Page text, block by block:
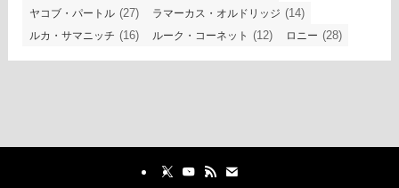
ヤコブ・パートル (27) ラマーカス・オルドリッジ (14)
ルカ・サマニッチ (16) ルーク・コーネット (12) ロニー (28)